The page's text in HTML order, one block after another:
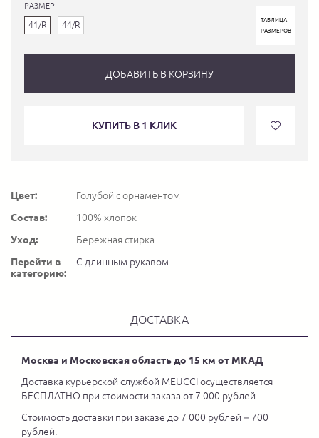
РАЗМЕР
41/R 44/R
ТАБЛИЦА
РАЗМЕРОВ
ДОБАВИТЬ В КОРЗИНУ
КУПИТЬ В 1 КЛИК
Цвет:
Голубой с орнаментом
Состав:
100% хлопок
Уход:
Бережная стирка
Перейти в
категорию:
С длинным рукавом
ДОСТАВКА
Москва и Московская область до 15 км от МКАД
Доставка курьерской службой MEUCCI осуществляется
БЕСПЛАТНО при стоимости заказа от 7 000 рублей.
Стоимость доставки при заказе до 7 000 рублей – 700
рублей.